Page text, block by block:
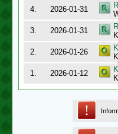
4.
2026-01-31
3.
2026-01-31
2.
2026-01-26
1.
2026-01-12